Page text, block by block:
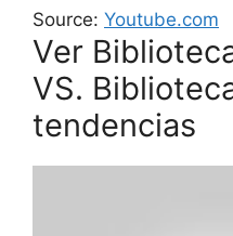
Source: Youtube.com
Ver
VS.
tendencias